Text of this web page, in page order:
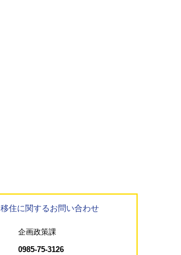
移住に関するお問い合わせ
企画政策課
0985‐75-3126